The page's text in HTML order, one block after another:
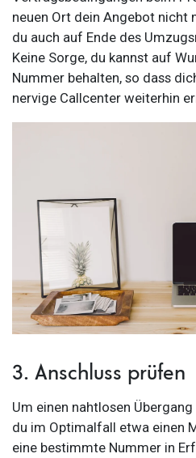
neuen Ort dein Angebot nicht
du auch auf Ende des
Keine Sorge, du kannst auf
Nummer behalten, so dass
nervige Callcenter weiterhin
3. Anschluss prüfen
Um einen nahtlosen
du im Optimalfall etwa einen
eine bestimmte Nummer in